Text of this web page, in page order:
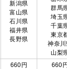
新潟県
富山県
石川県
福井県
長野県
群馬
埼玉
千葉
東京
神奈
山梨
660円 660